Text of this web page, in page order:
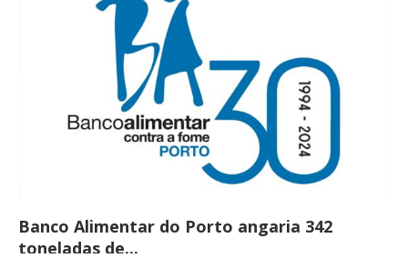
Banco Alimentar do Porto angaria 342
toneladas de...